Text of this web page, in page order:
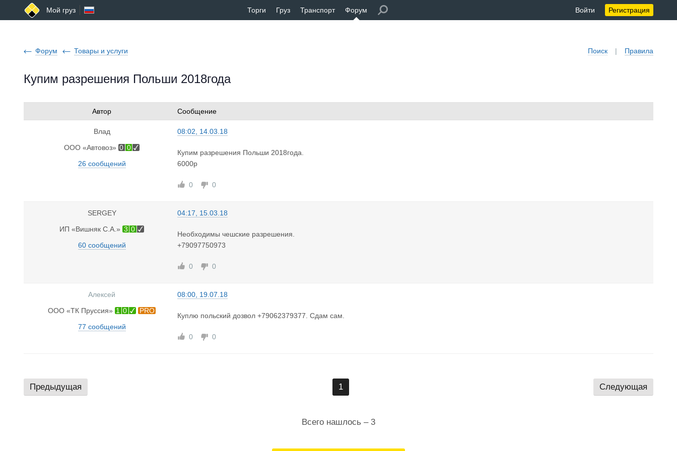
Мой груз Торги Груз Транспорт Форум Войти Регистрация
Поиск | Правила
Форум Товары и услуги
Купим разрешения Польши 2018года
Автор Сообщение
Влад
ООО «Автовоз» 0 0
26 сообщений
08:02, 14.03.18
Купим разрешения Польши 2018года.
6000р
0 0
SERGEY
ИП «Вишняк С.А.» 3 0
60 сообщений
04:17, 15.03.18
Необходимы чешские разрешения.
+79097750973
0 0
Алексей
ООО «ТК Пруссия» 1 0
PRO
77 сообщений
08:00, 19.07.18
Куплю польский дозвол +79062379377. Сдам сам.
0 0
Предыдущая 1 Следующая
Всего нашлось – 3